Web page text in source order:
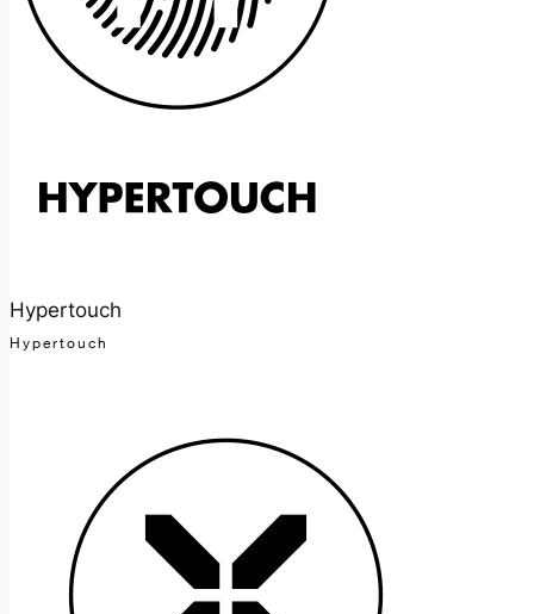
Hypertouch
Hypertouch